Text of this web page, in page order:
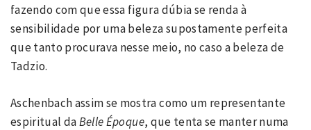
fazendo com que essa figura dúbia se renda à
sensibilidade por uma beleza supostamente perfeita
que tanto procurava nesse meio, no caso a beleza de
Tadzio.
Aschenbach assim se mostra como um representante
espiritual daBelle Époque, que tenta se manter numa